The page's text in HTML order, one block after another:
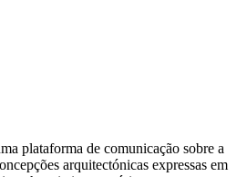
plataforma de comunicação sobre a
arquitectónicas expressas em